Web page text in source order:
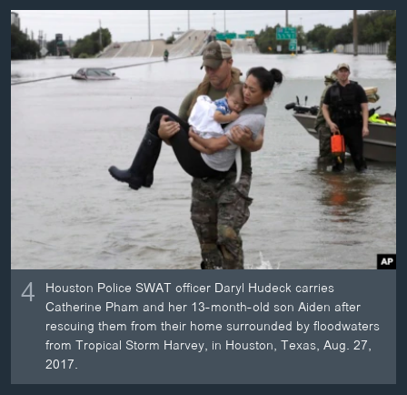
4 Houston Police SWAT officer Daryl Hudeck carries
Catherine Pham and her 13-month-old son Aiden after
rescuing them from their home surrounded by floodwaters
from Tropical Storm Harvey, in Houston, Texas, Aug. 27,
2017.